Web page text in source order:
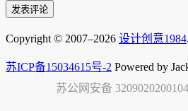
Copyright © 2007–2026 设计创意1984
苏ICP备15034615号-2 Powered by
苏公网安备